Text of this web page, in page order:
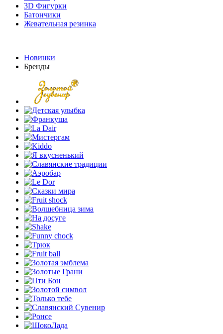
3D Фигурки
Батончики
Жевательная резинка
Новинки
Бренды